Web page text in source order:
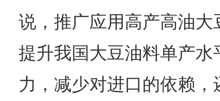
说，推广应用高产高油
提升我国大豆油料单产
力，减少对进口的依赖